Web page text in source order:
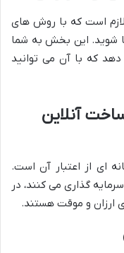
لازم است که با روش های
شوید. این بخش به شما
که با آن می توانید
آنلاین
ای از اعتبار آن است.
گذاری می کنند، در
ارزان و موقت هستند.